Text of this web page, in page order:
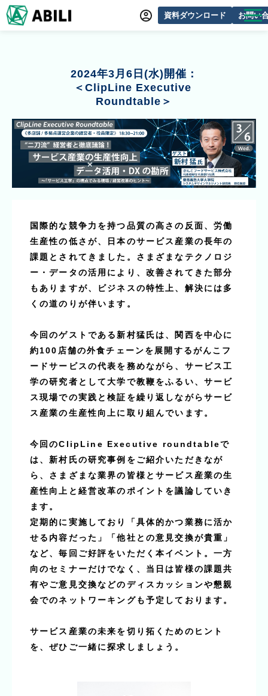
資料ダウンロード お問い
サービス一覧
オンラインデモ
動画制作事例
セミナー・イベント情報
できるをふやす研究所
2024年3月6日(水)開催：
＜ClipLine Executive
Roundtable＞
国際的な競争力を持つ品質の高さの反面、労働
生産性の低さが、日本のサービス産業の長年の
課題とされてきました。さまざまなテクノロジ
ー・データの活用により、改善されてきた部分
もありますが、ビジネスの特性上、解決には多
くの道のりが伴います。
今回のゲストである新村猛氏は、関西を中心に
約100店舗の外食チェーンを展開するがんこフ
ードサービスの代表を務めながら、サービス工
学の研究者として大学で教鞭をふるい、サービ
ス現場での実践と検証を繰り返しながらサービ
ス産業の生産性向上に取り組んでいます。
今回のClipLine Executive roundtableで
は、新村氏の研究事例をご紹介いただきなが
ら、さまざまな業界の皆様とサービス産業の生
産性向上と経営改革のポイントを議論していき
ます。
定期的に実施しており「具体的かつ業務に活か
せる内容だった」「他社との意見交換が貴重」
など、毎回ご好評をいただく本イベント。一方
向のセミナーだけでなく、当日は皆様の課題共
有やご意見交換などのディスカッションや懇親
会でのネットワーキングも予定しております。
サービス産業の未来を切り拓くためのヒント
を、ぜひご一緒に探求しましょう。